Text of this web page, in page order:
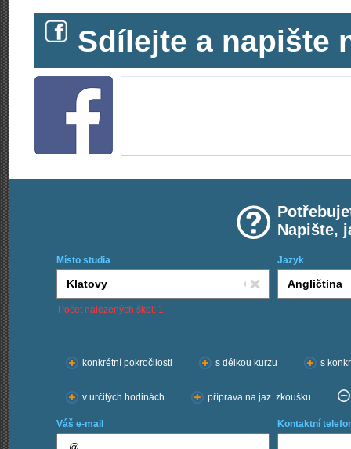
Sdílejte a napište
Napište,
Místo studia Jazyk
Počet nalezených škol: 1
konkrétní pokročilosti
s délkou kurzu s
v určitých hodinách příprava na jaz. zkoušku
Váš e-mail Kontaktní